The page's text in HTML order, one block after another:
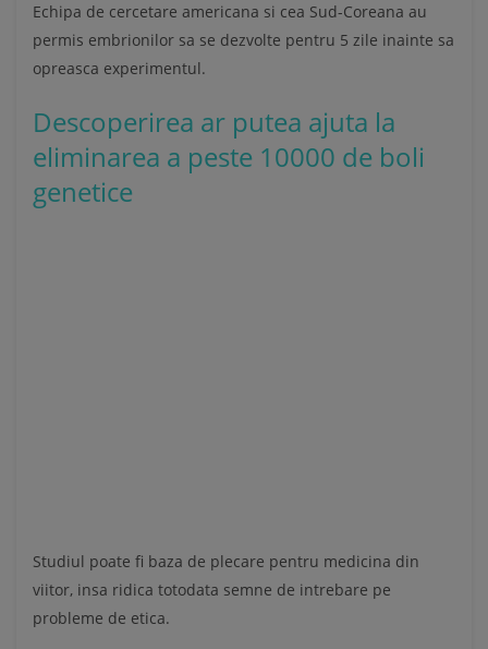
Echipa de cercetare americana si cea Sud-Coreana au
permis embrionilor sa se dezvolte pentru 5 zile inainte sa
opreasca experimentul.
Descoperirea ar putea ajuta la
eliminarea a peste 10000 de boli
genetice
Studiul poate fi baza de plecare pentru medicina din
viitor, insa ridica totodata semne de intrebare pe
probleme de etica.